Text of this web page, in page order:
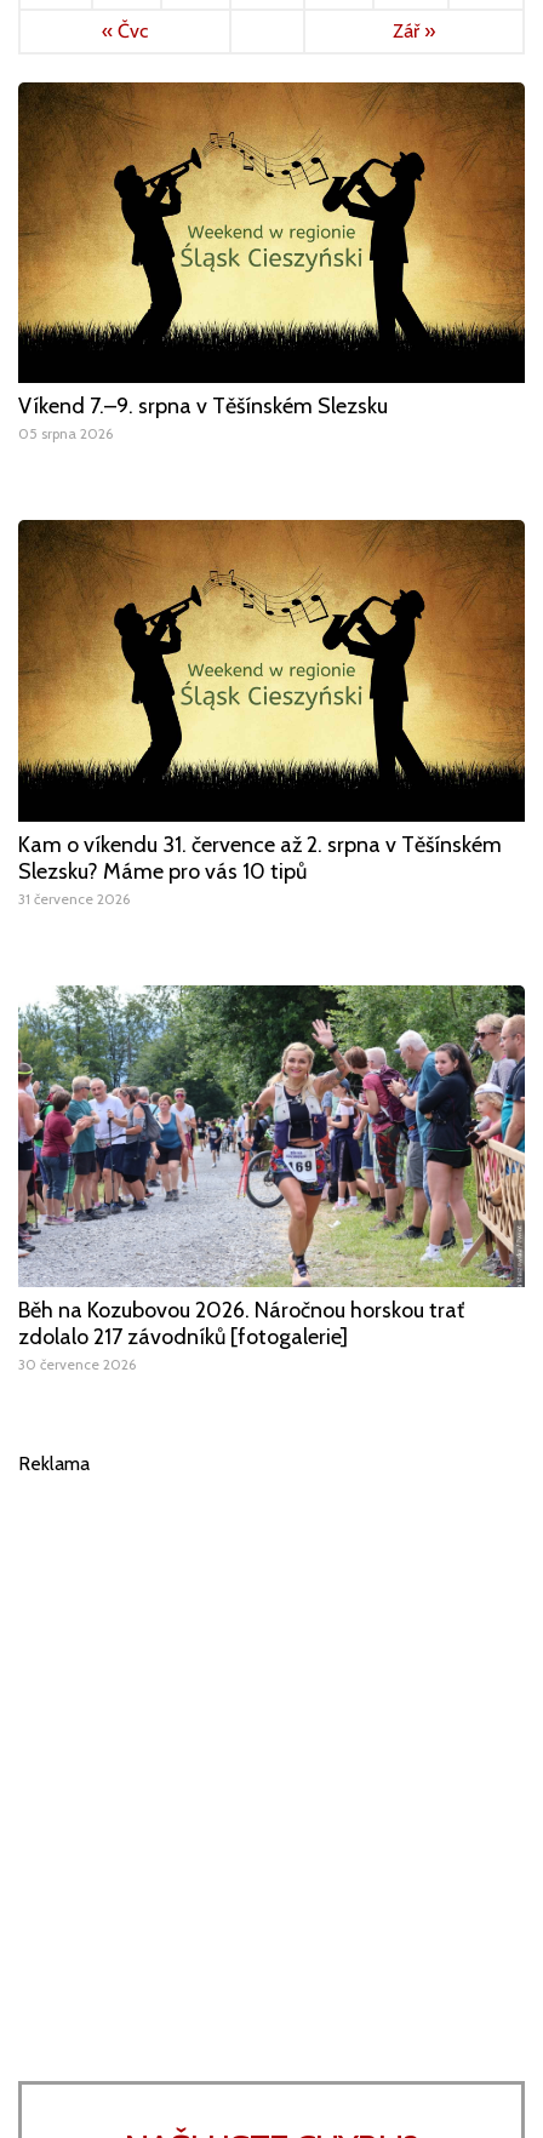
« Čvc
Zář »
Víkend 7.–9. srpna v Těšínském Slezsku
05 srpna 2026
Kam o víkendu 31. července až 2. srpna v Těšínském
Slezsku? Máme pro vás 10 tipů
31 července 2026
Běh na Kozubovou 2026. Náročnou horskou trať
zdolalo 217 závodníků [fotogalerie]
30 července 2026
Reklama